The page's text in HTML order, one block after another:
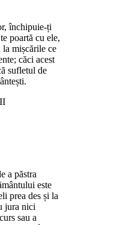
închipuie-ți
poartă cu ele,
la mișcările ce
căci acest
sufletul de
a păstra
este
prea des și la
jura nici
sau a